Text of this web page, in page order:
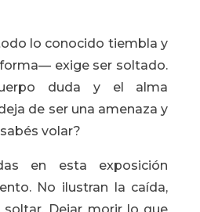
lo conocido tiembla y
exige ser soltado.
duda y el alma
de ser una amenaza y
volar?
en esta exposición
No ilustran la caída,